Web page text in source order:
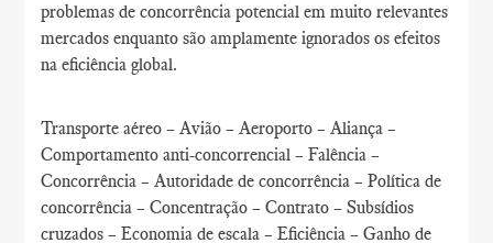
problemas de concorrência potencial em muito relevantes
mercados enquanto são amplamente ignorados os efeitos
na eficiência global.
Transporte aéreo – Avião – Aeroporto – Aliança –
Comportamento anti-concorrencial – Falência –
Concorrência – Autoridade de concorrência – Política de
concorrência – Concentração – Contrato – Subsídios
cruzados – Economia de escala – Eficiência – Ganho de